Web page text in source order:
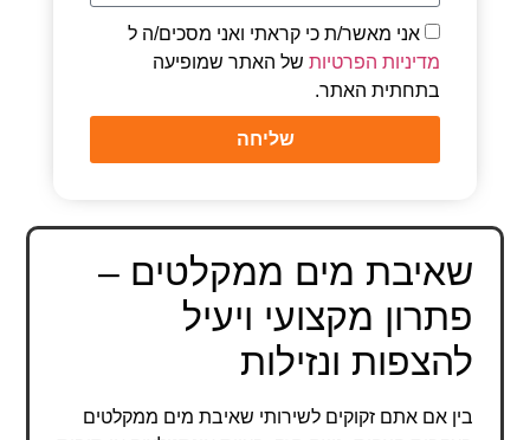
אני מאשר/ת כי קראתי ואני מסכים/ה ל
מדיניות הפרטיות של האתר שמופיעה
בתחתית האתר.
שליחה
שאיבת מים ממקלטים –
פתרון מקצועי ויעיל
להצפות ונזילות
בין אם אתם זקוקים לשירותי שאיבת מים ממקלטים